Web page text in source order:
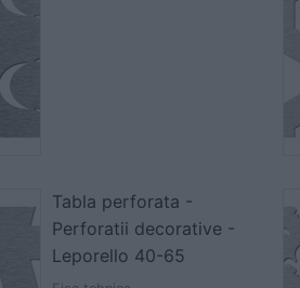
Tabla perforata -
Perforatii decorative -
Leporello 40-65